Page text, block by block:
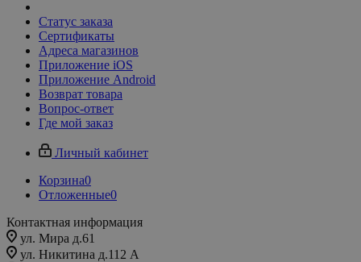
Статус заказа
Сертификаты
Адреса магазинов
Приложение iOS
Приложение Android
Возврат товара
Вопрос-ответ
Где мой заказ
Личный кабинет
Корзина0
Отложенные0
Контактная информация
ул. Мира д.61
ул. Никитина д.112 А